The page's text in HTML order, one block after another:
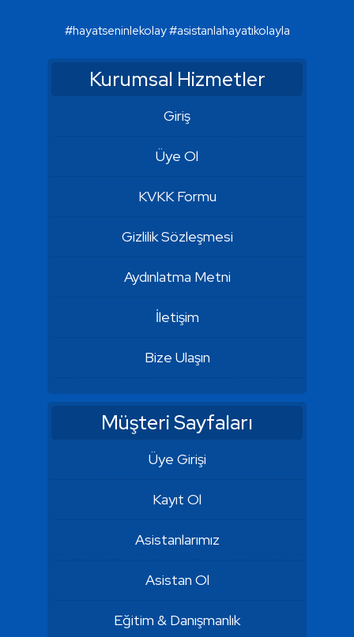
#hayatseninlekolay#asistanlahayatıkolayla
Kurumsal Hizmetler
Giriş
Üye Ol
KVKK Formu
Gizlilik Sözleşmesi
Aydınlatma Metni
İletişim
Bize Ulaşın
Müşteri Sayfaları
Üye Girişi
Kayıt Ol
Asistanlarımız
Asistan Ol
Eğitim & Danışmanlık